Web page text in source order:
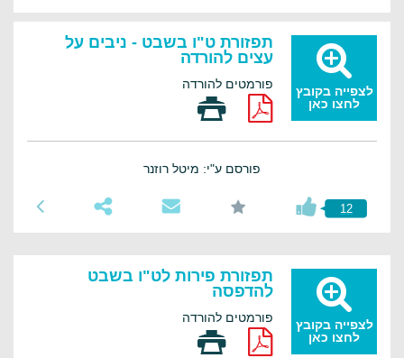
לצפייה בקובץ
לחצו כאן
תפזורת ט"ו בשבט - ניבים על
עצים להורדה
פורמטים להורדה
פורסם ע"י: מיטל רוזנר
12
לצפייה בקובץ
לחצו כאן
תפזורת פירות לט"ו בשבט
להדפסה
פורמטים להורדה